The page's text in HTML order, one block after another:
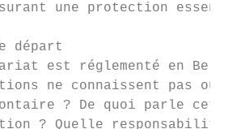
une protection
départ
est réglementé en
ne connaissent pas ou
? De quoi parle
? Quelle responsabilité